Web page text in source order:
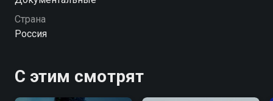
правда звучит особенно громко. «Медиатор. Фильм
о фильме» — смотрите онлайн в хорошем качестве.
Страна
Россия
С этим смотрят